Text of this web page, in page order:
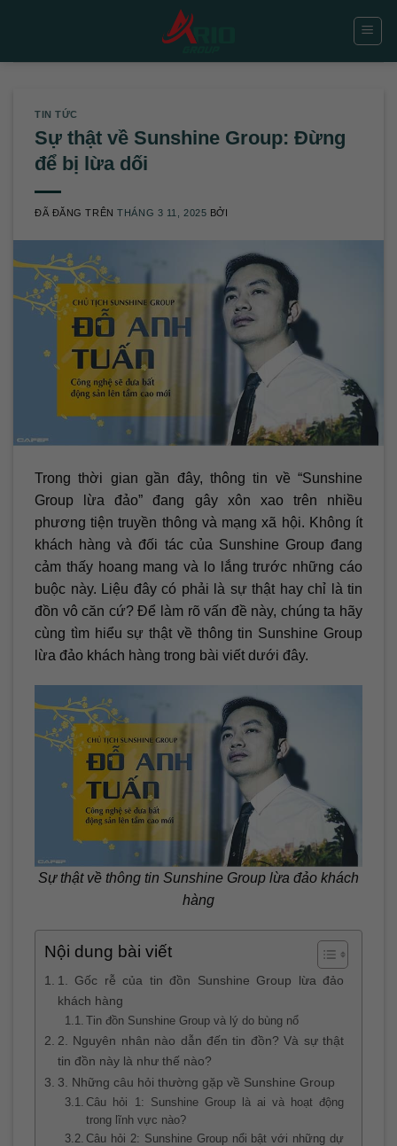
TIN TỨC
Sự thật về Sunshine Group: Đừng
để bị lừa dối
ĐÃ ĐĂNG TRÊNTHÁNG 3 11, 2025 BỞI
Trong thời gian gần đây, thông tin về “Sunshine
Group lừa đảo” đang gây xôn xao trên nhiều
phương tiện truyền thông và mạng xã hội. Không ít
khách hàng và đối tác của Sunshine Group đang
cảm thấy hoang mang và lo lắng trước những cáo
buộc này. Liệu đây có phải là sự thật hay chỉ là tin
đồn vô căn cứ? Để làm rõ vấn đề này, chúng ta hãy
cùng tìm hiểu sự thật về thông tin Sunshine Group
lừa đảo khách hàng trong bài viết dưới đây.
Sự thật về thông tin Sunshine Group lừa đảo khách
hàng
Nội dung bài viết
1. Gốc rễ của tin đồn Sunshine Group lừa đảo
khách hàng
Tin đồn Sunshine Group và lý do bùng nổ
2. Nguyên nhân nào dẫn đến tin đồn? Và sự thật
tin đồn này là như thế nào?
3. Những câu hỏi thường gặp về Sunshine Group
Câu hỏi 1: Sunshine Group là ai và hoạt động
trong lĩnh vực nào?
Câu hỏi 2: Sunshine Group nổi bật với những dự